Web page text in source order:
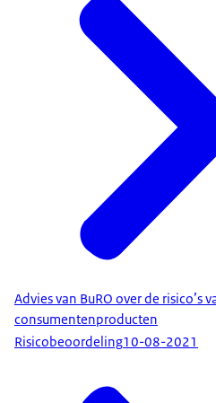
Advies van BuRO over de risico’s
consumentenproducten
Risicobeoordeling10-08-2021